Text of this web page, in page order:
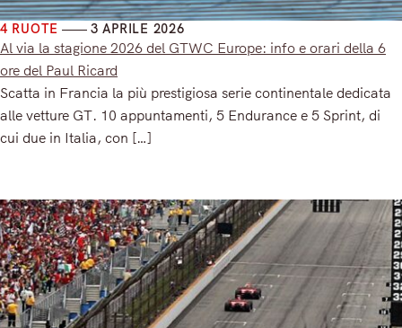
4 RUOTE 3 APRILE 2026
Al via la stagione 2026 del GTWC Europe: info e orari della 6
ore del Paul Ricard
Scatta in Francia la più prestigiosa serie continentale dedicata
alle vetture GT. 10 appuntamenti, 5 Endurance e 5 Sprint, di
cui due in Italia, con […]